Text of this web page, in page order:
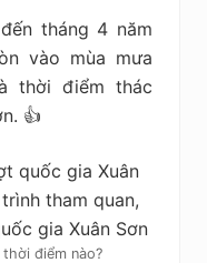
tháng 4 năm
vào mùa mưa
thời điểm thác
👍
điểm nào?